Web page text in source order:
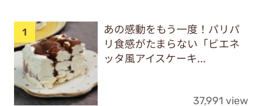
あの感動をもう一度！パリパ
リ食感がたまらない「ビエネ
ッタ風アイスケーキ...
37,991 view